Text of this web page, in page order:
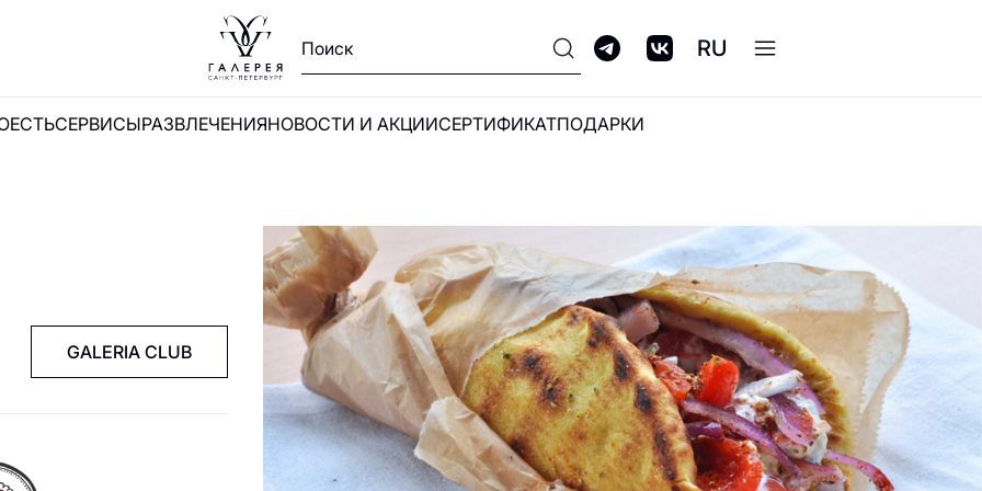
RU
СЕРВИСЫРАЗВЛЕЧЕНИЯНОВОСТИ И АКЦИИСЕРТИФИКАТПОДАРКИ
ЛОЯЛЬНОСТИ GALERIA
CLUB
GALERIA CLUB